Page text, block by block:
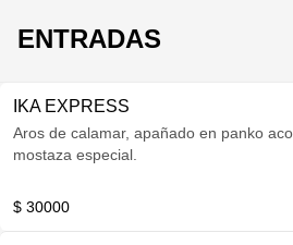
ENTRADAS
IKA EXPRESS
Aros de calamar, apañado en panko
mostaza especial.
$ 30000